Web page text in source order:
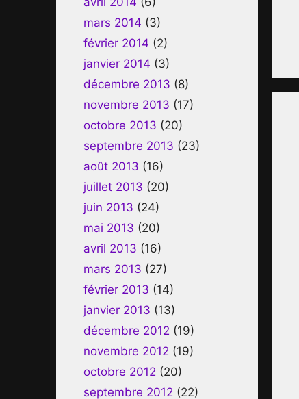
mars 2014 (3)
février 2014 (2)
janvier 2014 (3)
décembre 2013 (8)
novembre 2013 (17)
octobre 2013 (20)
septembre 2013 (23)
août 2013 (16)
juillet 2013 (20)
juin 2013 (24)
mai 2013 (20)
avril 2013 (16)
mars 2013 (27)
février 2013 (14)
janvier 2013 (13)
décembre 2012 (19)
novembre 2012 (19)
octobre 2012 (20)
septembre 2012 (22)